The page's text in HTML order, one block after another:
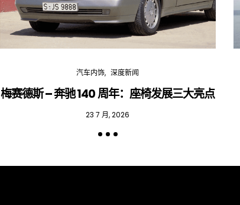
汽车内饰 深度新闻
梅赛德斯 – 奔驰 140 周年：座椅发展三大亮点
23 7 月, 2026